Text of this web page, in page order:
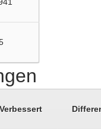
Verbessert